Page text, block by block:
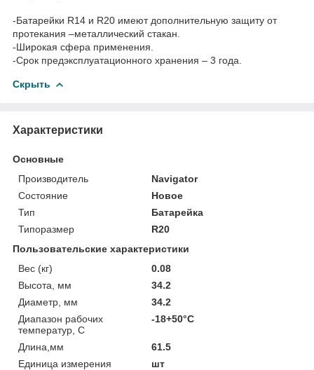
-Батарейки R14 и R20 имеют дополнительную защиту от
протекания –металлический стакан.
-Широкая сфера применения.
-Срок предэксплуатационного хранения – 3 года.
Скрыть
Характеристики
Основные
Производитель
Navigator
Состояние
Новое
Тип
Батарейка
Типоразмер
R20
Пользовательские характеристики
Вес (кг)
0.08
Высота, мм
34.2
Диаметр, мм
34.2
Диапазон рабочих
температур, С
-18+50°С
Длина,мм
61.5
Единица измерения
шт